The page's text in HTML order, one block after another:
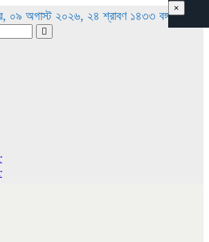
০৯ অগাস্ট ২০২৬, ২৪ শ্রাবণ ১৪৩৩ বঙ্গাব্দ
×